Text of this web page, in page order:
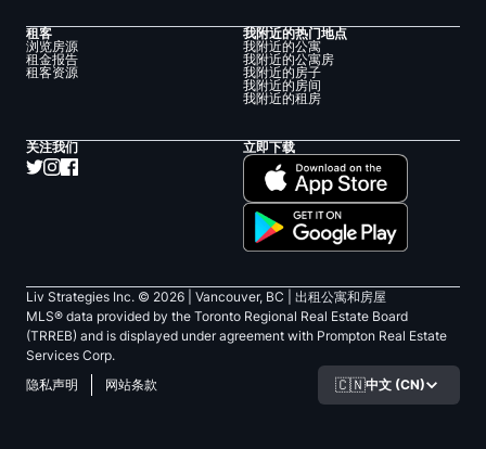
租客
浏览房源
租金报告
租客资源
我附近的热门地点
我附近的公寓
我附近的公寓房
我附近的房子
我附近的房间
我附近的租房
关注我们 立即下载
Liv Strategies Inc. © 2026 | Vancouver, BC |
出租公寓和房屋
MLS® data provided by the Toronto Regional Real Estate Board
(TRREB) and is displayed under agreement with Prompton Real Estate
Services Corp.
隐私声明
网站条款 🇨🇳中文 (CN)